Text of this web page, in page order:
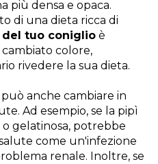
più densa e opaca.
di una dieta ricca di
del tuo coniglio è
colore,
rivedere la sua dieta.
anche cambiare in
Ad esempio, se la pipì
gelatinosa, potrebbe
come un'infezione
renale. Inoltre, se